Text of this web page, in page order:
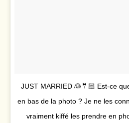
JUST MARRIED 👰🤵🏻 Est-ce
en bas de la photo ? Je ne les
vraiment kiffé les prendre en